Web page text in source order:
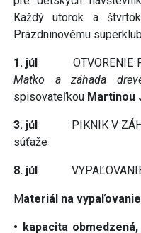
Každý utorok a
Prázdninovému
1. júl OTVORENIE
Maťko a záhada
spisovateľkou Martinou
3. júl PIKNIK V
súťaže
8. júl VYPAĽOVANIE
Materiál na
• kapacita obmedzená,